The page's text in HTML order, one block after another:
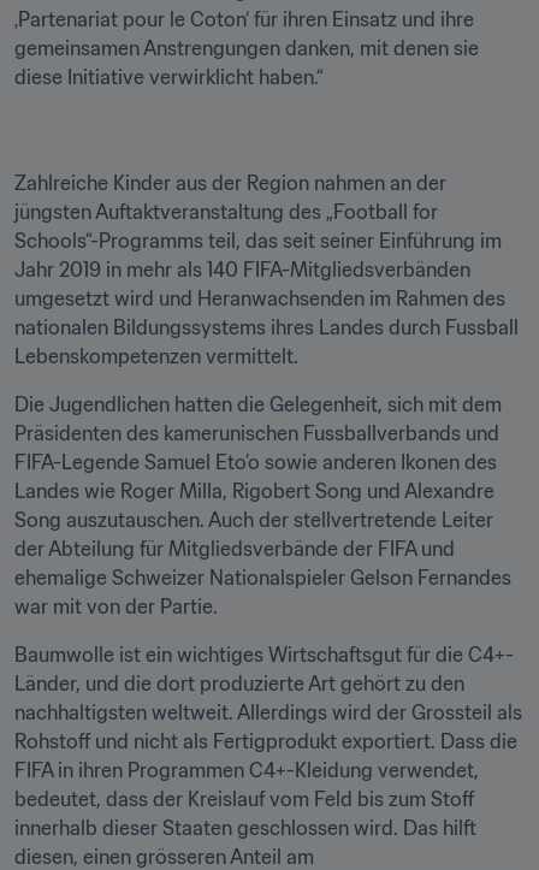
‚Partenariat pour le Coton‘ für ihren Einsatz und ihre
gemeinsamen Anstrengungen danken, mit denen sie
diese Initiative verwirklicht haben.“
Zahlreiche Kinder aus der Region nahmen an der
jüngsten Auftaktveranstaltung des „Football for
Schools“-Programms teil, das seit seiner Einführung im
Jahr 2019 in mehr als 140 FIFA-Mitgliedsverbänden
umgesetzt wird und Heranwachsenden im Rahmen des
nationalen Bildungssystems ihres Landes durch Fussball
Lebenskompetenzen vermittelt.
Die Jugendlichen hatten die Gelegenheit, sich mit dem
Präsidenten des kamerunischen Fussballverbands und
FIFA-Legende Samuel Eto’o sowie anderen Ikonen des
Landes wie Roger Milla, Rigobert Song und Alexandre
Song auszutauschen. Auch der stellvertretende Leiter
der Abteilung für Mitgliedsverbände der FIFA und
ehemalige Schweizer Nationalspieler Gelson Fernandes
war mit von der Partie.
Baumwolle ist ein wichtiges Wirtschaftsgut für die C4+-
Länder, und die dort produzierte Art gehört zu den
nachhaltigsten weltweit. Allerdings wird der Grossteil als
Rohstoff und nicht als Fertigprodukt exportiert. Dass die
FIFA in ihren Programmen C4+-Kleidung verwendet,
bedeutet, dass der Kreislauf vom Feld bis zum Stoff
innerhalb dieser Staaten geschlossen wird. Das hilft
diesen, einen grösseren Anteil am